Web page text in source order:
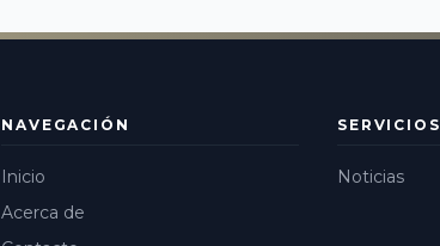
NAVEGACIÓN
Inicio
Acerca de
SERVICIOS
Noticias